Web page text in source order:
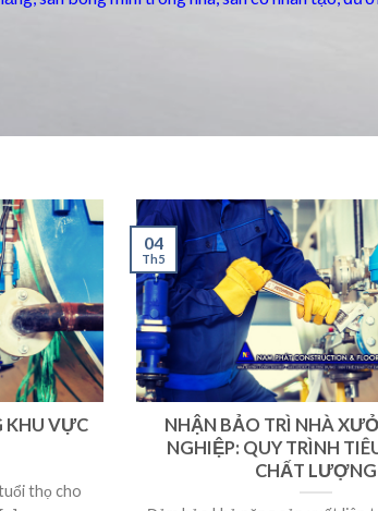
KHU VỰC
thọ cho
NHẬN BẢO TRÌ NHÀ
NGHIỆP: QUY TRÌNH
CHẤT LƯỢNG
04
Th5